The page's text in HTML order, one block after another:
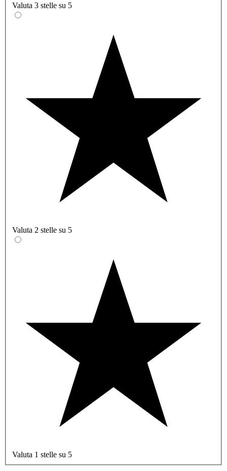
Valuta 3 stelle su 5
Valuta 2 stelle su 5
Valuta 1 stelle su 5